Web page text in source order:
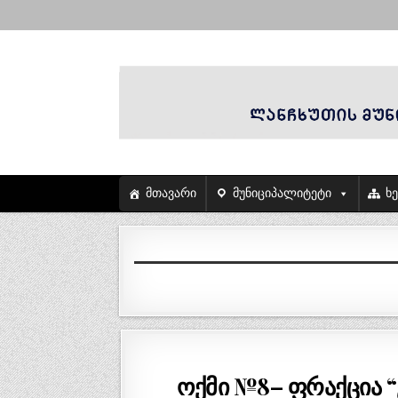
მთავარი მუნიციპალიტეტი
ოქმი №8– ფრაქცია